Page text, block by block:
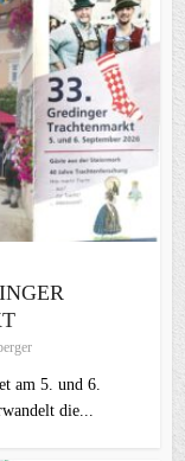
am 5. und 6.
die...